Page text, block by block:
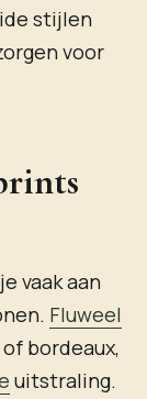
stijlen
voor
vaak aan
Fluweel
bordeaux,
uitstraling.